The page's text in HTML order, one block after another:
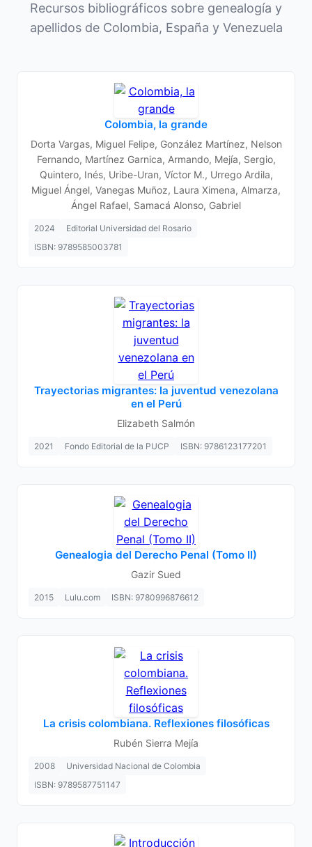
Recursos bibliográficos sobre genealogía y
apellidos de Colombia, España y Venezuela
Colombia, la grande
Dorta Vargas, Miguel Felipe, González Martínez, Nelson
Fernando, Martínez Garnica, Armando, Mejía, Sergio,
Quintero, Inés, Uribe-Uran, Víctor M., Urrego Ardila,
Miguel Ángel, Vanegas Muñoz, Laura Ximena, Almarza,
Ángel Rafael, Samacá Alonso, Gabriel
2024
Editorial Universidad del Rosario
ISBN: 9789585003781
Trayectorias migrantes: la juventud venezolana
en el Perú
Elizabeth Salmón
2021 Fondo Editorial de la PUCP ISBN: 9786123177201
Genealogia del Derecho Penal (Tomo II)
Gazir Sued
2015 Lulu.com ISBN: 9780996876612
La crisis colombiana. Reflexiones filosóficas
Rubén Sierra Mejía
2008
Universidad Nacional de Colombia
ISBN: 9789587751147